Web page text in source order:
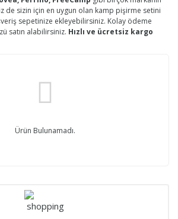
de sizin için en uygun olan kamp pişirme setini
sepetinize ekleyebilirsiniz. Kolay ödeme
satın alabilirsiniz. Hızlı ve ücretsiz kargo
Ürün Bulunamadı.